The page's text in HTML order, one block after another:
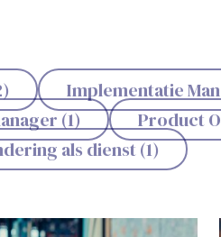
Implementatie
(1) Product
als dienst (1)